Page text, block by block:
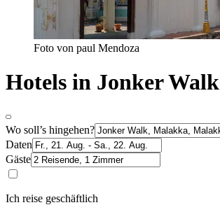
Foto von paul Mendoza
Hotels in Jonker Walk
Wo soll’s hingehen?
Daten
Gäste
Ich reise geschäftlich